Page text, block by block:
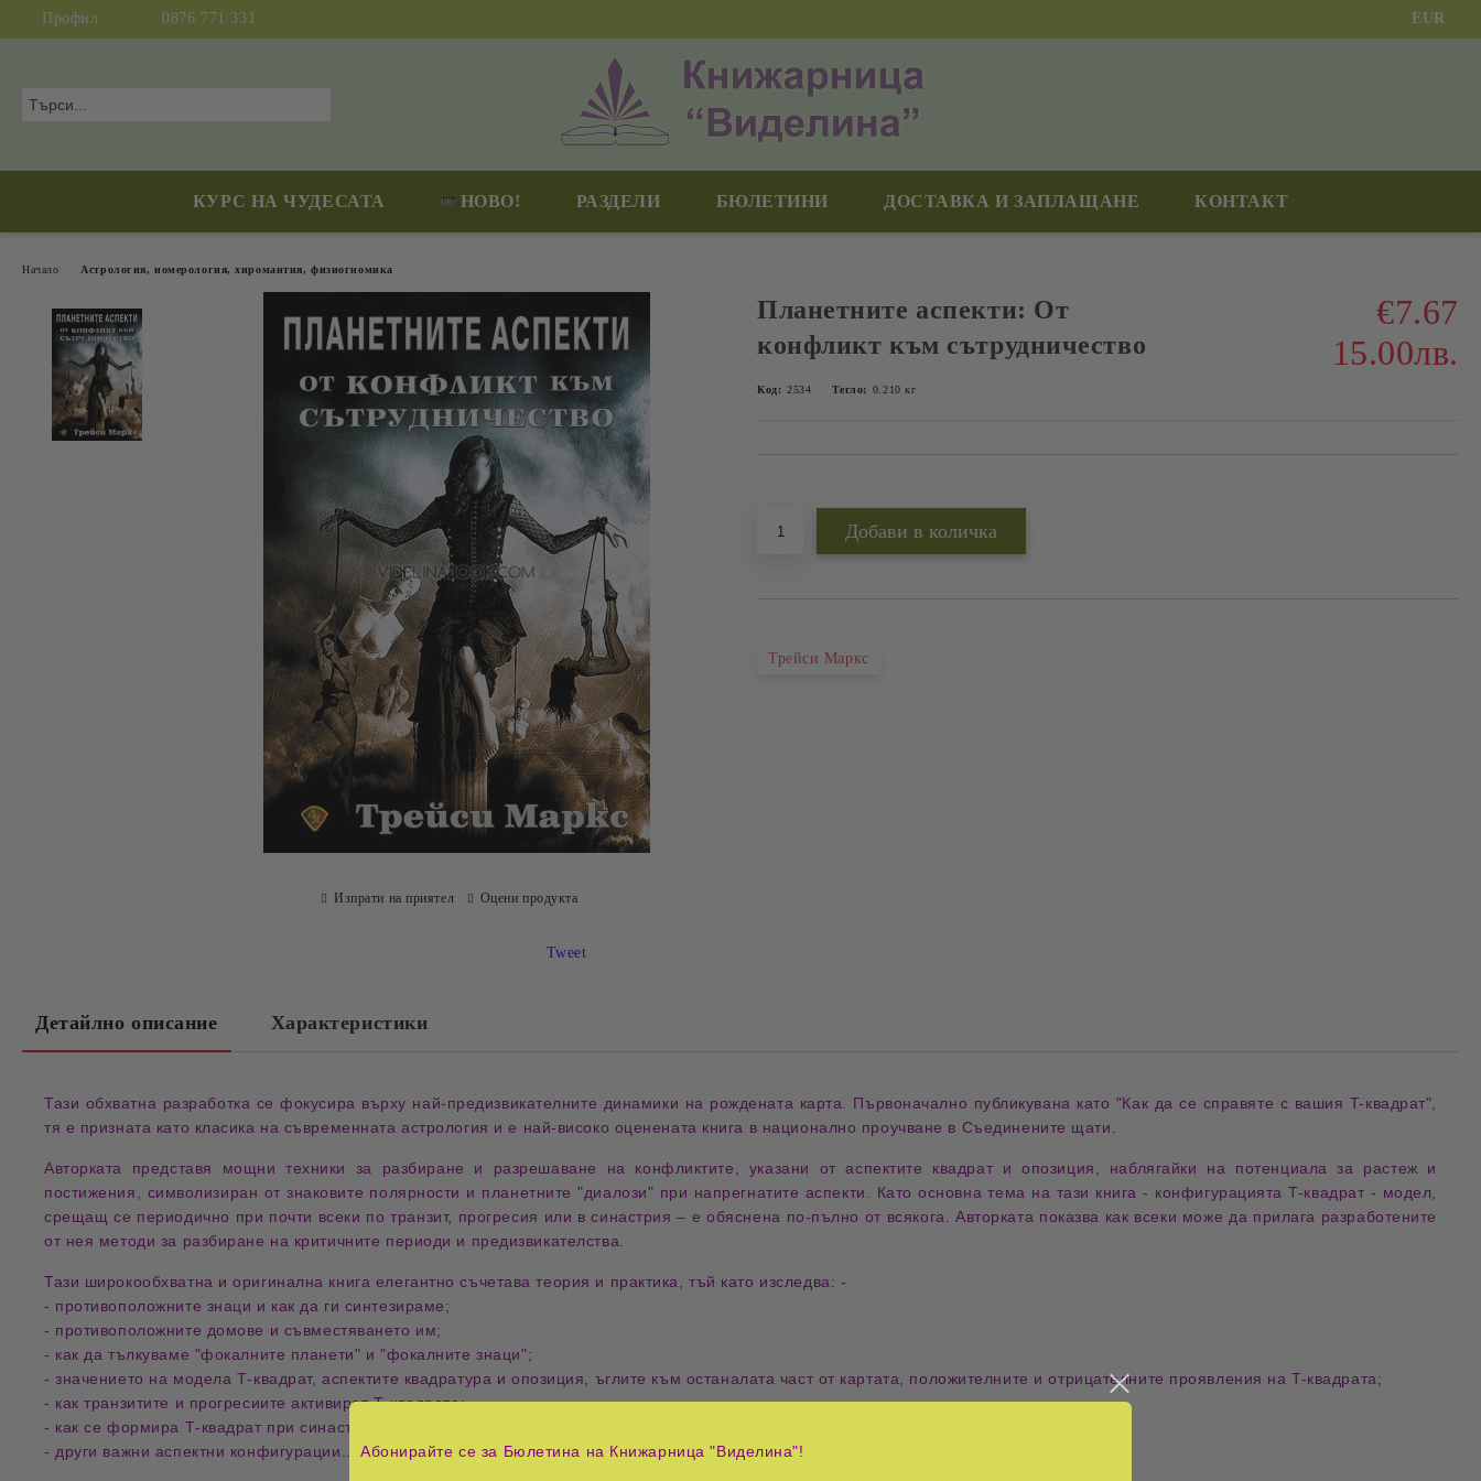
Профил 0876 771 331 EUR
КУРС НА ЧУДЕСАТА НОВО! РАЗДЕЛИ БЮЛЕТИНИ ДОСТАВКА И ЗАПЛАЩАНЕ КОНТАКТ
Начало Астрология, номерология, хиромантия, физиогномика
Планетните аспекти: От
конфликт към сътрудничество
€7.67
15.00лв.
Код: 2534 Тегло: 0.210 кг
Трейси Маркс
Изпрати на приятел Оцени продукта
Tweet
Детайлно описание Характеристики
Тази обхватна разработка се фокусира върху най-предизвикателните динамики на рождената карта . Първоначално публикувана като "Как да се справяте с вашия T-квадрат"
тя е призната като класика на съвременната астрология и е най-високо оценената книга в национално проучване в Съединените щати
Авторката представя мощни техники за разбиране и разрешаване на конфликтите , указани отаспектите квадрат и опозиция , наблягайки на потенциала за растеж и
постижения
, символизиран отзнаковите полярности и планетните "диалози" при напрегнатите аспекти . Като основна тема на тази книга - конфигурацията T-квадрат - модел,
срещащ се периодично при почти всеки потранзит, прогресия или в синастрия – е обяснена по-пълно от всякога.Авторката показва как всеки може да прилага разработените
от нея методи за разбиране на критичните периоди и предизвикателства
Тази широкообхватна и оригинална книга елегантно съчетаватеория и практика
, тъй като изследва: -
- противоположните знаци и как да ги синтезираме;
- противоположните домове и съвместяването им;
- как датълкуваме "фокалните планети" и "фокалните знаци";
-значението на модела Т-квадрат,аспектите квадратура и опозиция ъглите към останалата част от картата положителните и отрицателните проявления на T-квадрата;
- кактранзитите и прогресиите активират Т-квадрата;
- как сеформира Т-квадрат при синастрия
- други важни аспектни конфигурации ... и много повече!
Абонирайте се за Бюлетина на Книжарница "Виделина"!